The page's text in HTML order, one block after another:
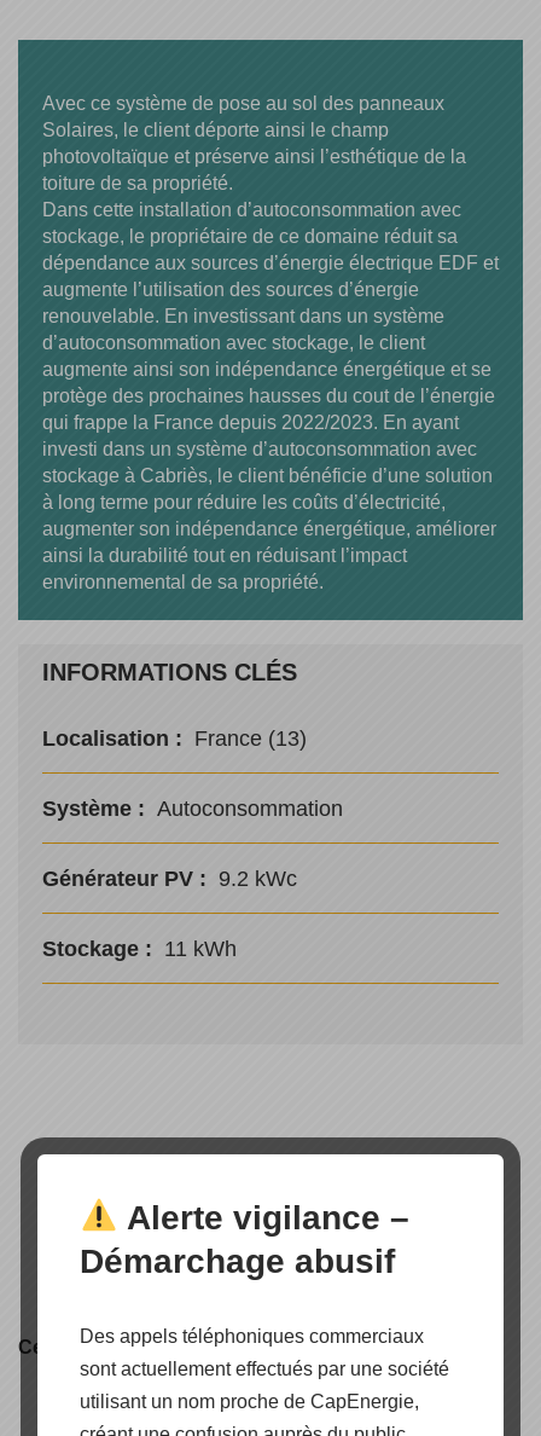
Avec ce système de pose au sol des panneaux
Solaires, le client déporte ainsi le champ
photovoltaïque et préserve ainsi l’esthétique de la
toiture de sa propriété.
Dans cette installation d’autoconsommation avec
stockage, le propriétaire de ce domaine réduit sa
dépendance aux sources d’énergie électrique EDF et
augmente l’utilisation des sources d’énergie
renouvelable. En investissant dans un système
d’autoconsommation avec stockage, le client
augmente ainsi son indépendance énergétique et se
protège des prochaines hausses du cout de l’énergie
qui frappe la France depuis 2022/2023. En ayant
investi dans un système d’autoconsommation avec
stockage à Cabriès, le client bénéficie d’une solution
à long terme pour réduire les coûts d’électricité,
augmenter son indépendance énergétique, améliorer
ainsi la durabilité tout en réduisant l’impact
environnemental de sa propriété.
INFORMATIONS CLÉS
Localisation : France (13)
Système : Autoconsommation
Générateur PV : 9.2 kWc
Stockage : 11 kWh
Certification produit
Alerte vigilance –
Démarchage abusif
Des appels téléphoniques commerciaux
sont actuellement effectués par une société
utilisant un nom proche de CapEnergie,